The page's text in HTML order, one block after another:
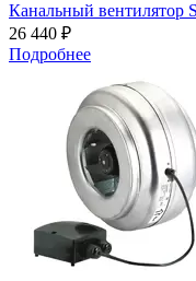
Канальный вентилятор
26 440 ₽
Подробнее